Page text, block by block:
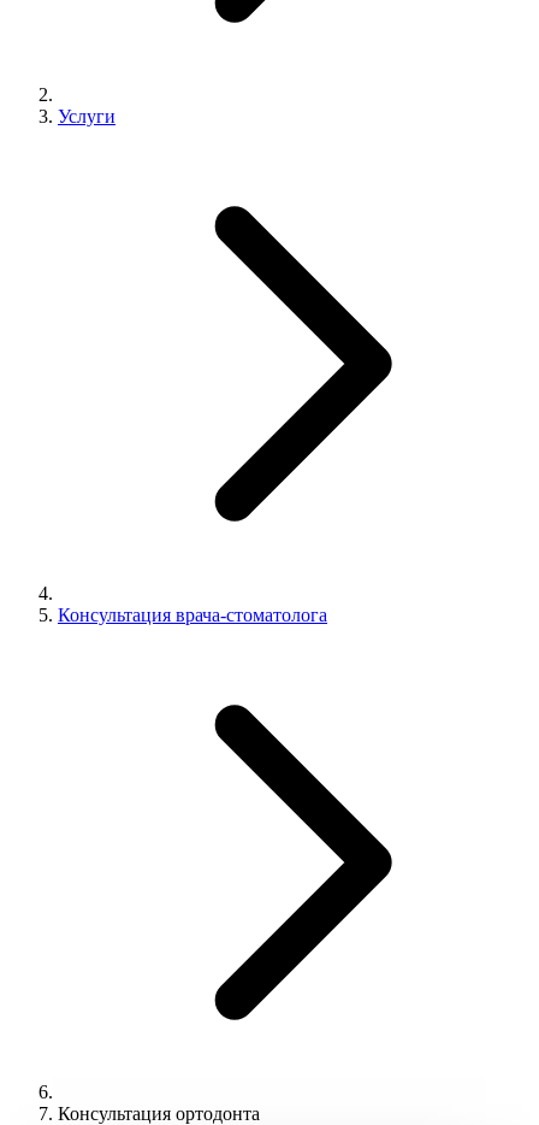
Услуги
Консультация врача-стоматолога
Консультация ортодонта